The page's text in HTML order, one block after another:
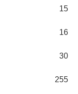
15
16
30
255